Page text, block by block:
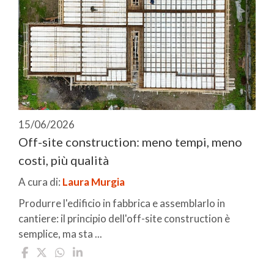
15/06/2026
Off-site construction: meno tempi, meno
costi, più qualità
A cura di: Laura Murgia
Produrre l'edificio in fabbrica e assemblarlo in
cantiere: il principio dell'off-site construction è
semplice, ma sta ...